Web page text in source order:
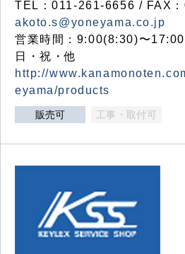
TEL：011-261-6656 / FAX
akoto.s@yoneyama.co.jp
営業時間：9:00(8:30)〜
日・祝・他
http://
eyama/products
販売可 工事・取付可